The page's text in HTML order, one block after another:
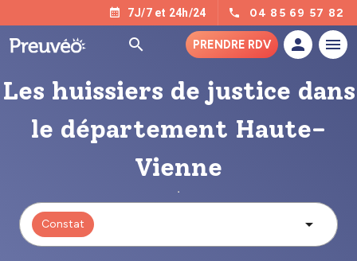
7J/7 et 24h/24 04 85 69 57 82
PRENDRE RDV
Les huissiers de justice dans
le département Haute-
Vienne
Constat